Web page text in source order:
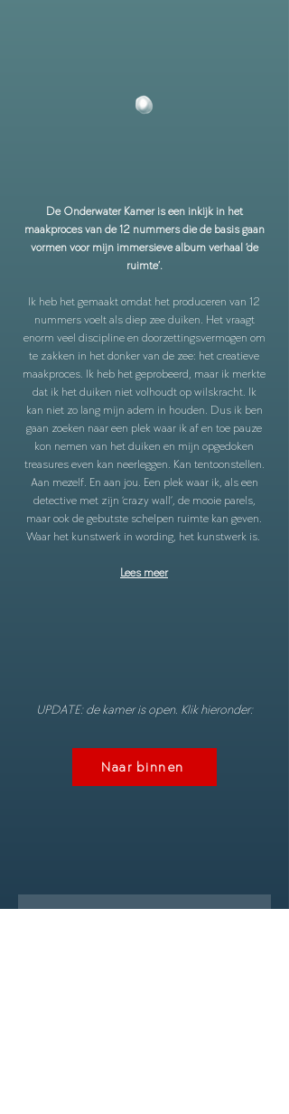
De Onderwater Kamer is een inkijk in het
maakproces van de 12 nummers die de basis gaan
vormen voor mijn immersieve album verhaal ‘de
ruimte’.
Ik heb het gemaakt omdat het produceren van 12
nummers voelt als diep zee duiken. Het vraagt
enorm veel discipline en doorzettingsvermogen om
te zakken in het donker van de zee: het creatieve
maakproces. Ik heb het geprobeerd, maar ik merkte
dat ik het duiken niet volhoudt op wilskracht. Ik
kan niet zo lang mijn adem in houden. Dus ik ben
gaan zoeken naar een plek waar ik af en toe pauze
kon nemen van het duiken en mijn opgedoken
treasures even kan neerleggen. Kan tentoonstellen.
Aan mezelf. En aan jou. Een plek waar ik, als een
detective met zijn ‘crazy wall’, de mooie parels,
maar ook de gebutste schelpen ruimte kan geven.
Waar het kunstwerk in wording, het kunstwerk is.
Lees meer
UPDATE: de kamer is open. Klik hieronder:
Naar binnen